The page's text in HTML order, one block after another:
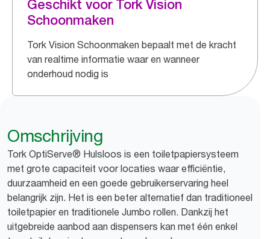
Geschikt voor Tork Vision
Schoonmaken
Tork Vision Schoonmaken bepaalt met de kracht
van realtime informatie waar en wanneer
onderhoud nodig is
Omschrijving
Tork OptiServe® Hulsloos is een toiletpapiersysteem
met grote capaciteit voor locaties waar efficiëntie,
duurzaamheid en een goede gebruikerservaring heel
belangrijk zijn. Het is een beter alternatief dan traditioneel
toiletpapier en traditionele Jumbo rollen. Dankzij het
uitgebreide aanbod aan dispensers kan met één enkel